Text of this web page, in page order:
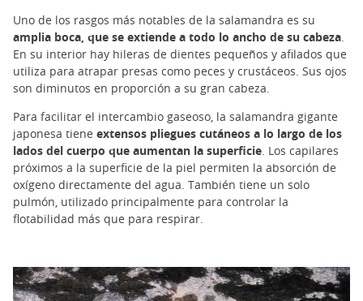
Uno de los rasgos más notables de la salamandra es su
amplia boca, que se extiende a todo lo ancho de su cabeza.
En su interior hay hileras de dientes pequeños y afilados que
utiliza para atrapar presas como peces y crustáceos. Sus ojos
son diminutos en proporción a su gran cabeza.
Para facilitar el intercambio gaseoso, la salamandra gigante
japonesa tiene extensos pliegues cutáneos a lo largo de los
lados del cuerpo que aumentan la superficie. Los capilares
próximos a la superficie de la piel permiten la absorción de
oxígeno directamente del agua. También tiene un solo
pulmón, utilizado principalmente para controlar la
flotabilidad más que para respirar.